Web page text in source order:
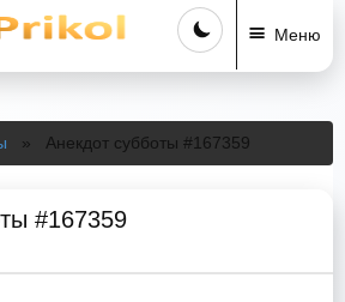
Меню
» Анекдот субботы #167359
#167359